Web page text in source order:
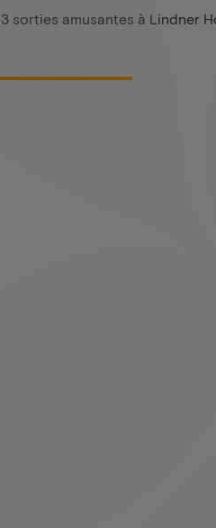
3 sorties amusantes à Lindner